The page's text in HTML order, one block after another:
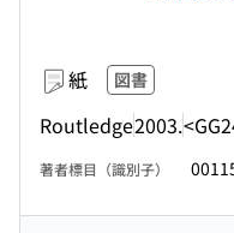
紙 図書
Routledge2003.
著者標目（識別子）